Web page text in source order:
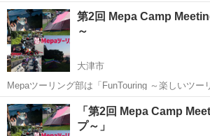
第2回 Mepa Camp
～
大津市
Mepaツーリング部は「FunTouring ～楽しいツー
ーにマナーの良い走りと交流を目的としたツー
クルです。 今回、Mepaツーリング部・番外編と
Camp ...
滋賀 大津市 その他
「第2回 Mepa Camp
プ～」